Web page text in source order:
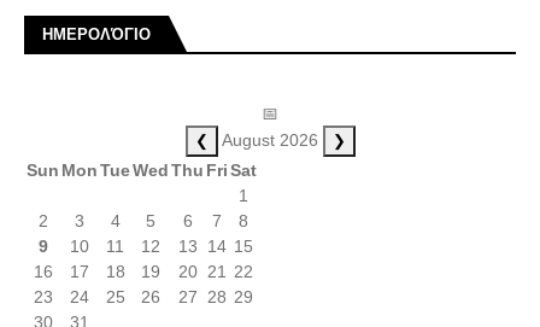
ΗΜΕΡΟΛΌΓΙΟ
📅
❮ August 2026 ❯
Sun MonTueWedThu FriSat
1
2
3 4 5 6 7
8
9
10 11 12 13 14 15
16
17 18 19 20 21
22
23
24 25 26 27 28 29
30
31